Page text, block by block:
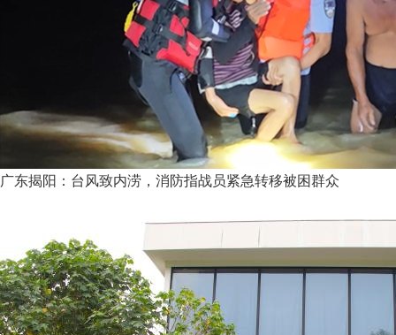
广东揭阳：台风致内涝，消防指战员紧急转移被困群众